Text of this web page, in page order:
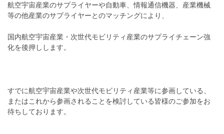
航空宇宙産業のサプライヤーや自動車、情報通信機器、産業機械
等の他産業のサプライヤーとのマッチングにより、
国内航空宇宙産業・次世代モビリティ産業のサプライチェーン強
化を後押しします。
すでに航空宇宙産業や次世代モビリティ産業等に参画している、
またはこれから参画されることを検討している皆様のご参加をお
待ちしております。